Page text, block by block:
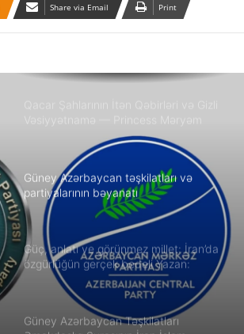
Share via Email Print
Azərbaycanlı məhbuslar Evin
Fəruqi Qacar ilə Özəl Müsahibə
Güney Azərbaycan təşkilatları və
partiyalarının bəyanatı
Güç, anlatı ve görünmez millet: İran’da
özgürlüğün gerçek bedeli Yazan:
Ekber Lekestani | İranlı–Amerikalı
bağımsız gazeteci
Güney Azərbaycan Təşkilatları